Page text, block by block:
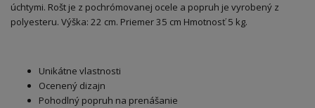
úchtymi. Rošt je z pochrómovanej ocele a popruh je vyrobený z
polyesteru. Výška: 22 cm. Priemer 35 cm Hmotnosť 5 kg.
Unikátne vlastnosti
Ocenený dizajn
Pohodlný popruh na prenášanie